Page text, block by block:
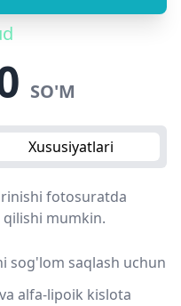
SO'M
Xususiyatlari
fotosuratda
mumkin.
sog'lom saqlash uchun
alfa-lipoik kislota